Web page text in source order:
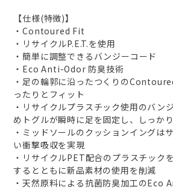
【仕様(特徴)】
・Contoured Fit
・リサイクルP.E.T.を使用
・簡単に調整できるバンジーコード
・Eco Anti-Odor 防臭技術
・足の輪郭に沿ったつくりの
ったりとフィット
・リサイクルプラスチック使用のバン
めトグルが瞬時に足を固定し、しっか
・ミッドソールのクッションイングは
い衝撃吸収を実現
・リサイクルPET配合のプラスチック
するとともに新品素材の使用を削減
・天然原料による抗菌防臭加工のEco